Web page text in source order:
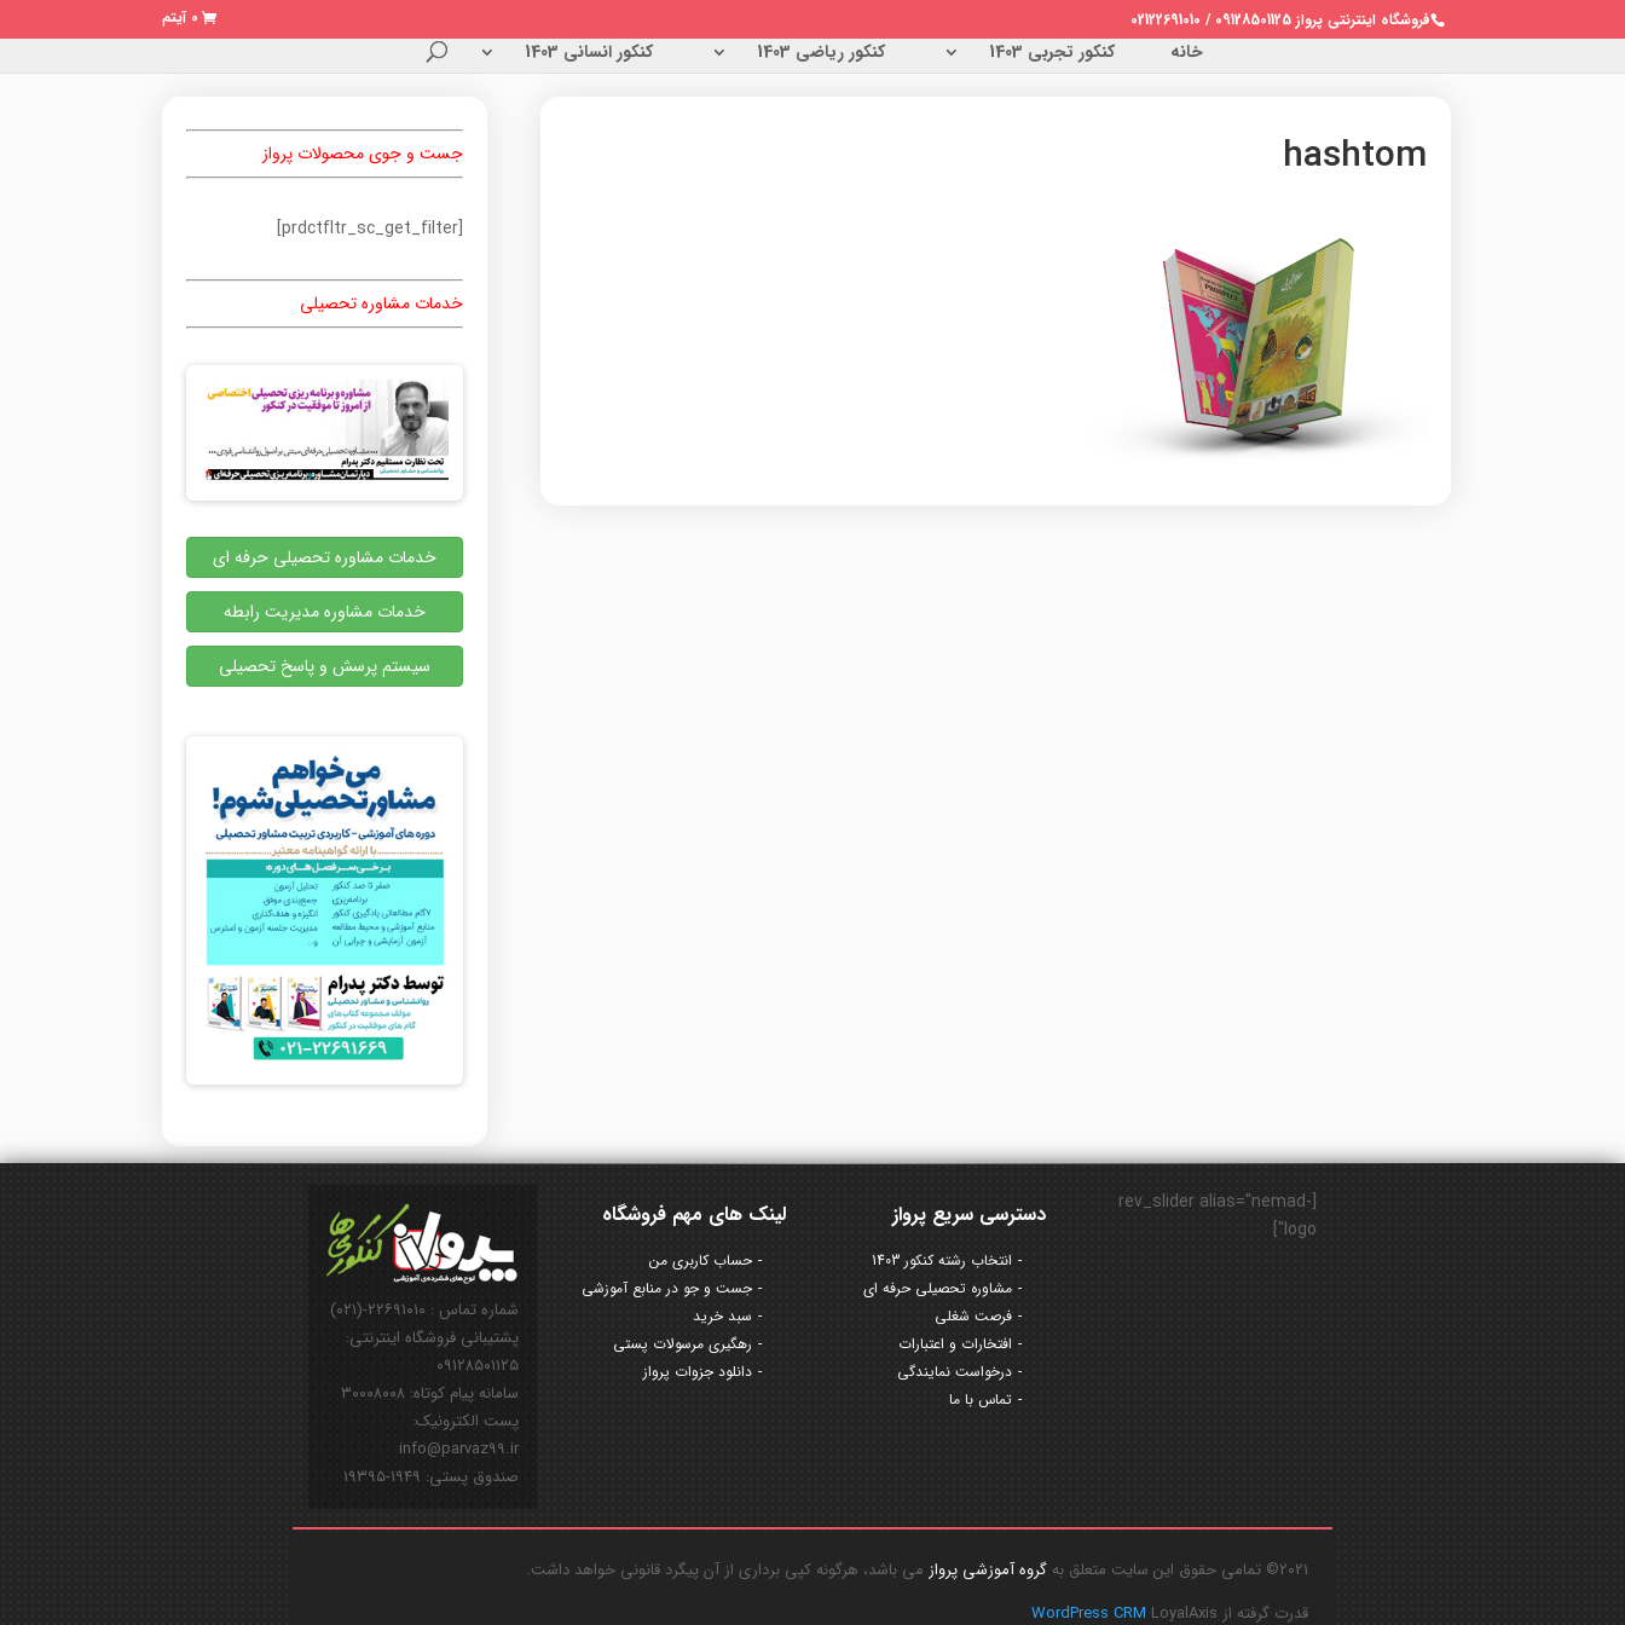
فروشگاه اینترنتی پرواز 09128501125 / 02122691010 0 آیتم
خانه کنکور تجربی 1403 کنکور ریاضی 1403 کنکور انسانی 1403
hashtom جست و جوی محصولات پرواز
[prdctfltr_sc_get_filter]
خدمات مشاوره تحصیلی
خدمات مشاوره تحصیلی حرفه ای
خدمات مشاوره مدیریت رابطه
سیستم پرسش و پاسخ تحصیلی
شماره تماس : ۲۲۶۹۱۰۱۰-(۰۲۱)
پشتیبانی فروشگاه اینترنتی:
۰۹۱۲۸۵۰۱۱۲۵
سامانه پیام کوتاه: ۳۰۰۰۸۰۰۸
پست الکترونیک:
info@parvaz99.ir
صندوق پستی: ۱۹۴۹-۱۹۳۹۵
لینک های مهم فروشگاه
حساب کاربری من
جست و جو در منابع آموزشی
سبد خرید
رهگیری مرسولات پستی
دانلود جزوات پرواز
دسترسی سریع پرواز
انتخاب رشته کنکور 1403
مشاوره تحصیلی حرفه ای
فرصت شغلی
افتخارات و اعتبارات
درخواست نمایندگی
تماس با ما
[rev_slider alias="nemad-
logo"]
2021© تمامی حقوق این سایت متعلق به گروه آموزشی پروازمی باشد، هرگونه کپی برداری از آن پیگرد قانونی خواهد داشت.
قدرت گرفته از
WordPress CRM LoyalAxis